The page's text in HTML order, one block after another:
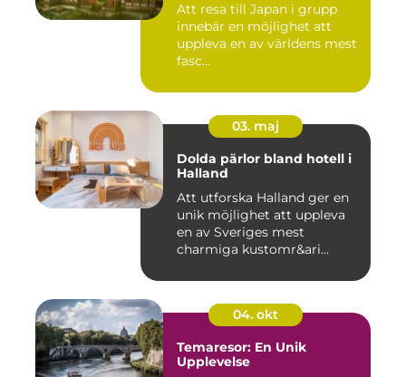
Att resa till Japan i grupp
innebär en möjlighet att
uppleva en av världens mest
fasc...
03. maj
Dolda pärlor bland hotell i
Halland
Att utforska Halland ger en
unik möjlighet att uppleva
en av Sveriges mest
charmiga kustomr&ari...
04. okt
Temaresor: En Unik
Upplevelse